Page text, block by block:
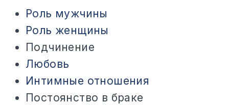
Роль мужчины
Роль женщины
Подчинение
Любовь
Интимные отношения
Постоянство в браке